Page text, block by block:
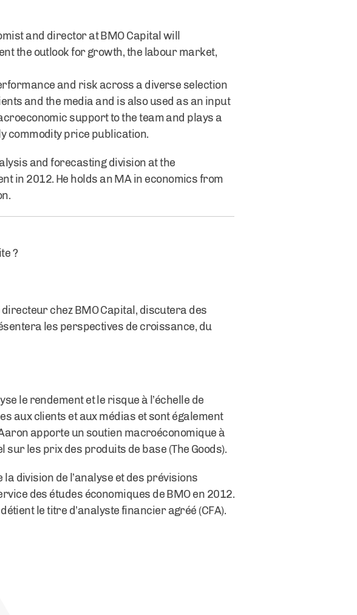
and director at BMO Capital will
the outlook for growth, the labour market,
and risk across a diverse selection
and the media and is also used as an input
support to the team and plays a
commodity price publication.
and forecasting division at the
in 2012. He holds an MA in economics from
?
chez BMO Capital, discutera des
les perspectives de croissance, du
le rendement et le risque à l’échelle de
aux clients et aux médias et sont également
apporte un soutien macroéconomique à
sur les prix des produits de base (The Goods).
division de l’analyse et des prévisions
des études économiques de BMO en 2012.
le titre d’analyste financier agréé (CFA).